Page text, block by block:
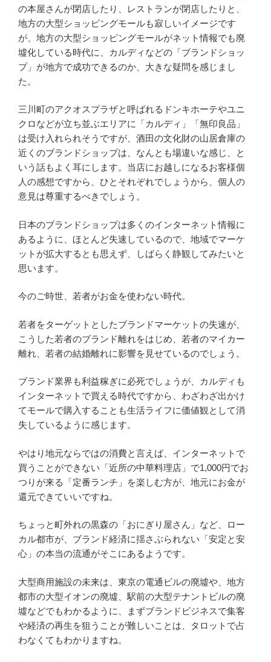
の本屋さんが閉店したり、レストランが閉店したりと、
地方の大型ショッピングモールも寂しいイメージです
が、地方の大型ショッピングモールがネット情報でも廃
墟化している時代に、カルディなどの「ブランドショッ
プ」が地方で成功できるのか、大きな疑問を感じまし
た。
三川町のアクオスプラザと呼ばれるドンキホーテやユニ
クロなどが立ち並ぶエリアに「カルディ」「無印良品」
は受け入れられそうですが、酒田の文化財の山居倉庫の
近くのブランドショップは、なんとも場違いな感じ、と
いう話もよく耳にします。当店にお越しになるお客様個
人の感想ですから、ひとそれぞれでしょうから、個人の
意見は尊重するべきでしょう。
日本のブランドショップは多くのインターネット情報に
あるように、ほとんど失速しているので、地域でマーケ
ットが拡大するとも思えず、しばらく静観してみたいと
思います。
今のご時世、若者がお金を使わない時代。
若者をターゲットとしたブランドマーケットの失速が、
こうした若者のブランド離れをはじめ、若者のマイカー
離れ、若者の結婚離れに影響を見せているのでしょう。
ブランド業界も利益稼ぎに必死でしょうが、カルディも
インターネットで買える時代ですから、わざわざ出かけ
てモールで購入することも生活ライフに価値観として消
失しているように感じます。
やはり地元ならではの消費と言えば、インターネットで
買うことができない「近所の中華料理店」で1,000円でお
つりが来る「定番ランチ」を楽しむ方が、地元にお金が
還元できていいですね。
ちょっと町外れの黒森の「おにぎり屋さん」など、ロー
カル都市が、ブランド経済に揺さぶられない「安定と安
心」の本当の流通がそこにあるようです。
大型商用施設の未来は、東京の電通ビルの廃墟や、地方
都市の大型イオンの廃墟、駅前の大型テナントビルの廃
墟などでもわかるように、まずブランドビジネスで集客
や経済の再生を狙うことが難しいことは、タロットで占
わなくてもわかりますね。